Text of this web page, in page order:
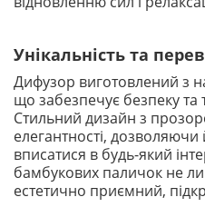
Унікальність та
Дифузор виготовлений з
що забезпечує безпеку та
Стильний дизайн з
елегантності,
вписатися в будь-який
бамбукових паличок не
естетично приємний,